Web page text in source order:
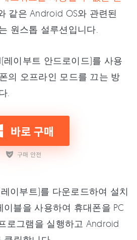
같은 Android OS와 관련된
원스톱 설루션입니다.
이부트 안드로이드)를 사용
의 오프라인 모드를 끄는 방
.
이부트)를 다운로드하여 설치
이블을 사용하여 휴대폰을 PC
로그램을 실행하고 Android